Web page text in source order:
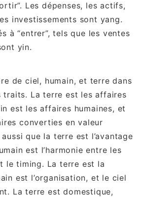
Les dépenses, les actifs,
investissements sont yang.
à “entrer”, tels que les ventes
yin.
de ciel, humain, et terre dans
traits. La terre est les affaires
est les affaires humaines, et
converties en valeur
que la terre est l’avantage
est l’harmonie entre les
le timing. La terre est la
est l’organisation, et le ciel
La terre est domestique,